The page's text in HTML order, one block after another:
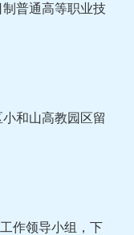
普通高等职业技
和山高教园区留
作领导小组，下